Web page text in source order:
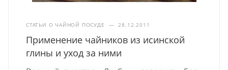
СТАТЬИ О ЧАЙНОЙ ПОСУДЕ — 28.12.2011
Применение чайников из исинской
глины и уход за ними